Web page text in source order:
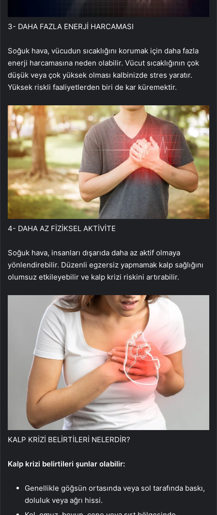
3- DAHA FAZLA ENERJİ HARCAMASI
Soğuk hava, vücudun sıcaklığını korumak için daha fazla
enerji harcamasına neden olabilir. Vücut sıcaklığının çok
düşük veya çok yüksek olması kalbinizde stres yaratır.
Yüksek riskli faaliyetlerden biri de kar küremektir.
4- DAHA AZ FİZİKSEL AKTİVİTE
Soğuk hava, insanları dışarıda daha az aktif olmaya
yönlendirebilir. Düzenli egzersiz yapmamak kalp sağlığını
olumsuz etkileyebilir ve kalp krizi riskini artırabilir.
KALP KRİZİ BELİRTİLERİ NELERDİR?
Kalp krizi belirtileri şunlar olabilir:
Genellikle göğsün ortasında veya sol tarafında baskı,
doluluk veya ağrı hissi.